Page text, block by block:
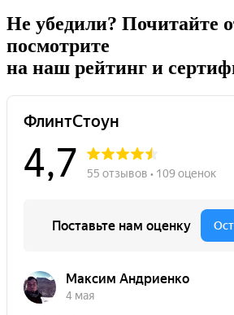
Не убедили? Почитайте
посмотрите
на наш рейтинг и